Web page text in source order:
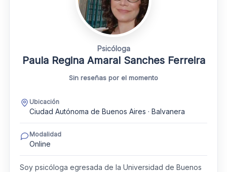
Psicóloga
Paula Regina Amaral Sanches Ferreira
Sin reseñas por el momento
Ubicación
Ciudad Autónoma de Buenos Aires · Balvanera
Modalidad
Online
Soy psicóloga egresada de la Universidad de Buenos